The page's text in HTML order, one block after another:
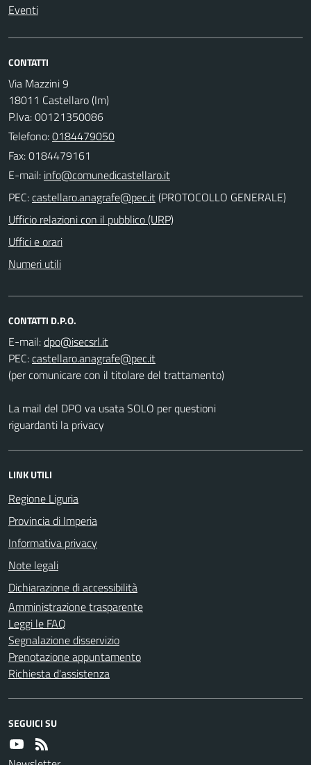
Eventi
CONTATTI
Via Mazzini 9
18011 Castellaro (Im)
P.Iva: 00121350086
Telefono:0184479050
Fax: 0184479161
E-mail:
PEC:
(PROTOCOLLO GENERALE)
Ufficio relazioni con il pubblico (URP)
Uffici e orari
Numeri utili
CONTATTI D.P.O.
E-mail:
PEC:
(per comunicare con il titolare del trattamento)
La mail del DPO va usata SOLO per questioni
riguardanti la privacy
LINK UTILI
Regione Liguria
Provincia di Imperia
Informativa privacy
Note legali
Dichiarazione di accessibilità
Amministrazione trasparente
Leggi le FAQ
Segnalazione disservizio
Prenotazione appuntamento
Richiesta d'assistenza
SEGUICI SU